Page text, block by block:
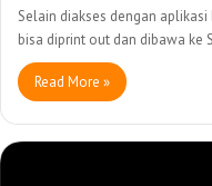
Selain diakses dengan aplikasi
bisa diprint out dan dibawa ke
Read More »